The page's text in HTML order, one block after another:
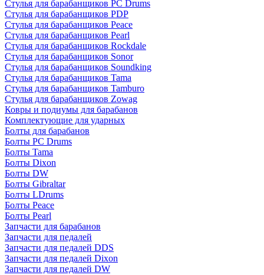
Стулья для барабанщиков PC Drums
Стулья для барабанщиков PDP
Стулья для барабанщиков Peace
Стулья для барабанщиков Pearl
Стулья для барабанщиков Rockdale
Стулья для барабанщиков Sonor
Стулья для барабанщиков Soundking
Стулья для барабанщиков Tama
Стулья для барабанщиков Tamburo
Стулья для барабанщиков Zowag
Ковры и подиумы для барабанов
Комплектующие для ударных
Болты для барабанов
Болты PC Drums
Болты Tama
Болты Dixon
Болты DW
Болты Gibraltar
Болты LDrums
Болты Peace
Болты Pearl
Запчасти для барабанов
Запчасти для педалей
Запчасти для педалей DDS
Запчасти для педалей Dixon
Запчасти для педалей DW